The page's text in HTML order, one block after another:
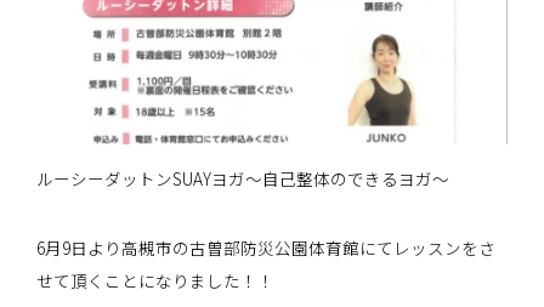
ルーシーダットンSUAYヨガ～自己整体のできるヨガ～
6月9日より高槻市の古曽部防災公園体育館にてレッスンをさ
せて頂くことになりました！！